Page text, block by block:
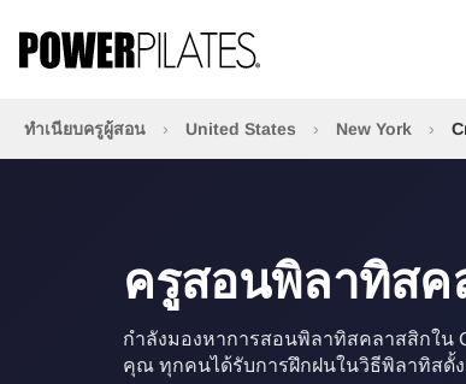
ทำเนียบครูผู้สอน › United States › New York ›
ครูสอนพิลาทิสค
กำลังมองหาการสอนพิลาทิสคลาสสิกใน
คุณ ทุกคนได้รับการฝึกฝนในวิธีพิลาทิสดั้ง